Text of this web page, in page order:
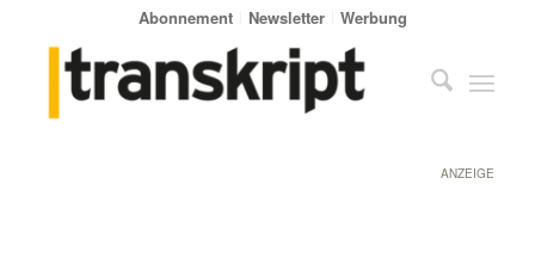
Abonnement Newsletter Werbung
ANZEIGE